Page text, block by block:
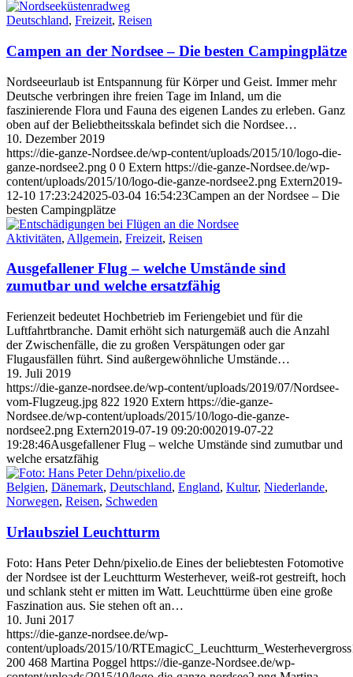
Deutschland, Freizeit, Reisen
Campen an der Nordsee – Die besten Campingplätze
Nordseeurlaub ist Entspannung für Körper und Geist. Immer mehr
Deutsche verbringen ihre freien Tage im Inland, um die
faszinierende Flora und Fauna des eigenen Landes zu erleben. Ganz
oben auf der Beliebtheitsskala befindet sich die Nordsee…
10. Dezember 2019
https://die-ganze-Nordsee.de/wp-content/uploads/2015/10/logo-die-
ganze-nordsee2.png 0 0 Extern https://die-ganze-Nordsee.de/wp-
content/uploads/2015/10/logo-die-ganze-nordsee2.png Extern2019-
12-10 17:23:242025-03-04 16:54:23Campen an der Nordsee – Die
besten Campingplätze
Aktivitäten, Allgemein, Freizeit, Reisen
Ausgefallener Flug – welche Umstände sind
zumutbar und welche ersatzfähig
Ferienzeit bedeutet Hochbetrieb im Feriengebiet und für die
Luftfahrtbranche. Damit erhöht sich naturgemäß auch die Anzahl
der Zwischenfälle, die zu großen Verspätungen oder gar
Flugausfällen führt. Sind außergewöhnliche Umstände…
19. Juli 2019
https://die-ganze-nordsee.de/wp-content/uploads/2019/07/Nordsee-
vom-Flugzeug.jpg 822 1920 Extern https://die-ganze-
Nordsee.de/wp-content/uploads/2015/10/logo-die-ganze-
nordsee2.png Extern2019-07-19 09:20:002019-07-22
19:28:46Ausgefallener Flug – welche Umstände sind zumutbar und
welche ersatzfähig
Belgien, Dänemark, Deutschland, England, Kultur, Niederlande,
Norwegen, Reisen, Schweden
Urlaubsziel Leuchtturm
Foto: Hans Peter Dehn/pixelio.de Eines der beliebtesten Fotomotive
der Nordsee ist der Leuchtturm Westerhever, weiß-rot gestreift, hoch
und schlank steht er mitten im Watt. Leuchttürme üben eine große
Faszination aus. Sie stehen oft an…
10. Juni 2017
https://die-ganze-nordsee.de/wp-
content/uploads/2015/10/
200 468 Martina Poggel https://die-ganze-Nordsee.de/wp-